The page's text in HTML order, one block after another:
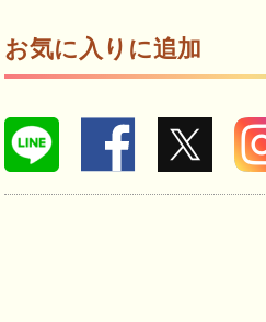
お気に入りに追加